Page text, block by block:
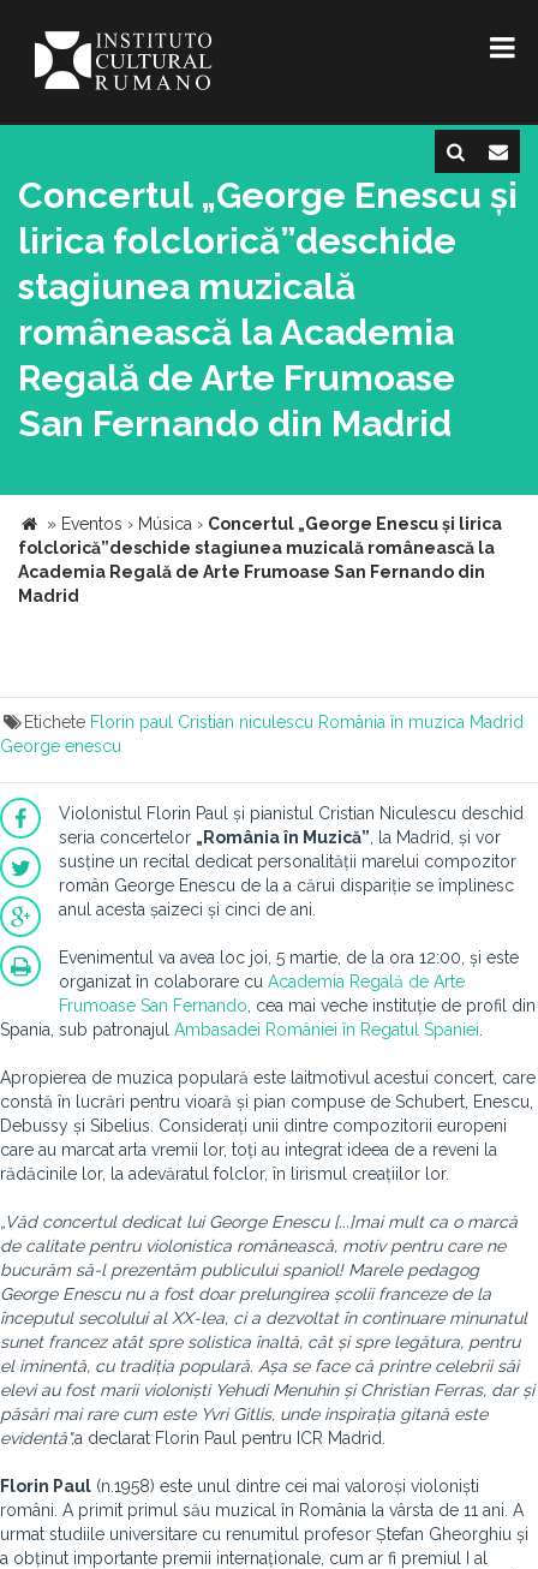
Concertul „George Enescu și
lirica folclorică”deschide
stagiunea muzicală
românească la Academia
Regală de Arte Frumoase
San Fernando din Madrid
» Eventos › Música › Concertul „George Enescu și lirica
folclorică”deschide stagiunea muzicală românească la
Academia Regală de Arte Frumoase San Fernando din
Madrid
Etichete Florin paul Cristian niculescu România în muzica Madrid
George enescu
Violonistul Florin Paul și pianistul Cristian Niculescu deschid
seria concertelor „România în Muzică” , la Madrid, și vor
susține un recital dedicat personalității marelui compozitor
român George Enescu de la a cărui dispariție se împlinesc
anul acesta șaizeci și cinci de ani.
Evenimentul va avea loc joi, 5 martie, de la ora 12:00, și este
organizat în colaborare cu Academia Regală de Arte
Frumoase San Fernando , cea mai veche instituție de profil din
Spania, sub patronajul Ambasadei României în Regatul Spaniei
Apropierea de muzica populară este laitmotivul acestui concert, care
constă în lucrări pentru vioară și pian compuse de Schubert, Enescu,
Debussy și Sibelius. Considerați unii dintre compozitorii europeni
care au marcat arta vremii lor, toți au integrat ideea de a reveni la
rădăcinile lor, la adevăratul folclor, în lirismul creațiilor lor.
„Văd concertul dedicat lui George Enescu [...]mai mult ca o marcă
de calitate pentru violonistica românească, motiv pentru care ne
bucurăm să-l prezentăm publicului spaniol! Marele pedagog
George Enescu nu a fost doar prelungirea școlii franceze de la
începutul secolului al XX-lea, ci a dezvoltat în continuare minunatul
sunet francez atât spre solistica înaltă, cât și spre legătura, pentru
el iminentă, cu tradiția populară. Așa se face că printre celebrii săi
elevi au fost marii violoniști Yehudi Menuhin și Christian Ferras, dar și
păsări mai rare cum este Yvri Gitlis, unde inspirația gitană este
evidentă",a declarat Florin Paul pentru ICR Madrid.
Florin Paul (n.1958) este unul dintre cei mai valoroși violoniști
români. A primit primul său muzical în România la vârsta de 11 ani. A
urmat studiile universitare cu renumitul profesor Ștefan Gheorghiu și
a obținut importante premii internaționale, cum ar fi premiul I al